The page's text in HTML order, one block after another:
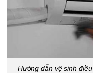
Hướng dẫn vệ sinh